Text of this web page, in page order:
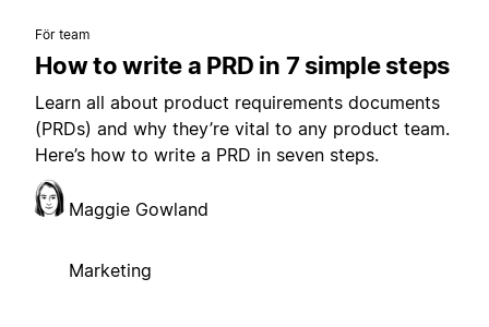
För team
How to write a PRD in 7 simple steps
Learn all about product requirements documents
(PRDs) and why they’re vital to any product team.
Here’s how to write a PRD in seven steps.
Maggie Gowland
Marketing